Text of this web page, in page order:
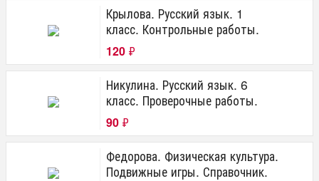
Крылова. Русский язык. 1
класс. Контрольные работы.
120 ₽
Никулина. Русский язык. 6
класс. Проверочные работы.
90 ₽
Федорова. Физическая культура.
Подвижные игры. Справочник.